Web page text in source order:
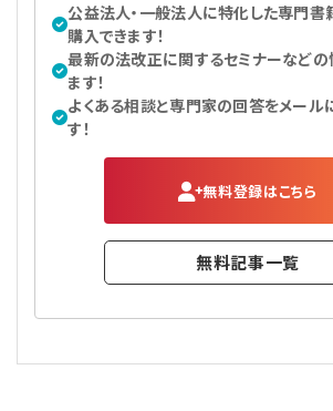
公益法人・一般法人に特化した専門書
購入できます！
最新の法改正に関するセミナーなど
ます！
よくある相談と専門家の回答をメール
す！
無料登録はこちら
無料記事一覧